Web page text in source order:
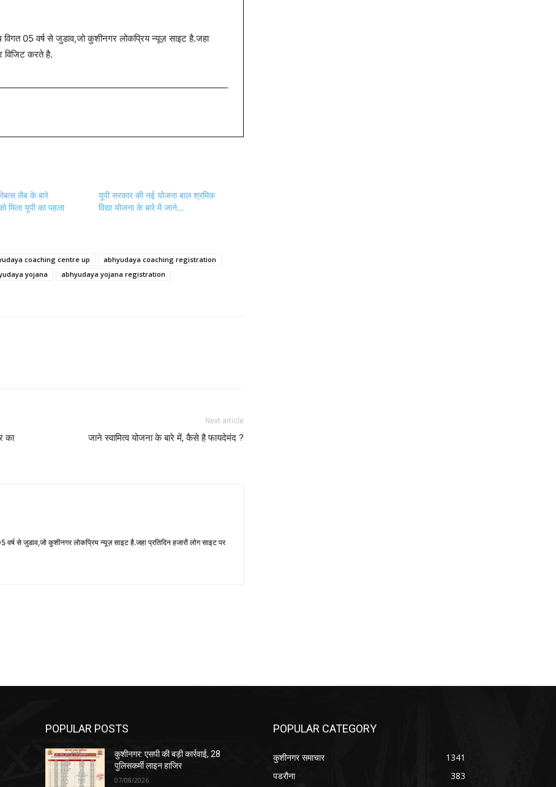
05 वर्ष से जुडाव,जो कुशीनगर लोकप्रिय न्यूज़ साइट है.जहा
विजिट करते है.
लैब के बारे
मिला यूपी का पहला
यूपी सरकार की नई योजना बाल श्रमिक
विद्या योजना के बारे में जाने…
coaching centre up
abhyudaya coaching registration
yojana
abhyudaya yojana registration
का
Next article
जाने स्वामित्व योजना के बारे में, कैसे है फायदेमंद ?
से जुडाव,जो कुशीनगर लोकप्रिय न्यूज़ साइट है.जहा प्रतिदिन हजारों लोग साइट पर
POPULAR POSTS
कुशीनगर: एसपी की बड़ी कार्रवाई, 28
पुलिसकर्मी लाइन हाजिर
07/08/2026
POPULAR CATEGORY
कुशीनगर समाचार
1341
पडरौना
383